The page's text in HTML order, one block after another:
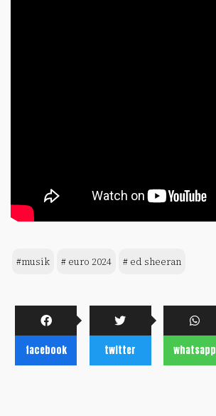
#musik # euro 2024 # ed sheeran
facebook twitter whatsapp